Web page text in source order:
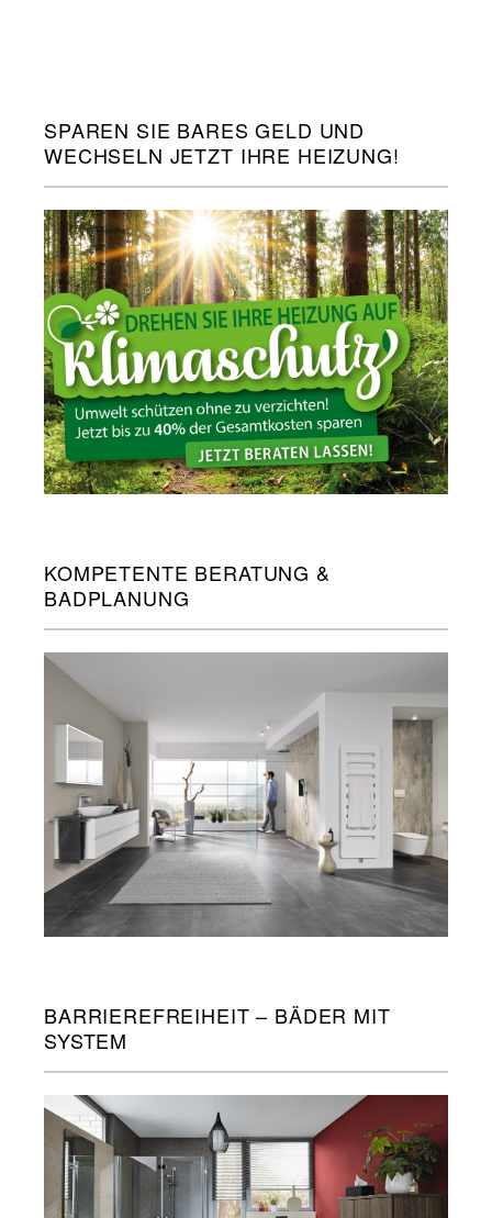
SPAREN SIE BARES GELD UND
WECHSELN JETZT IHRE HEIZUNG!
KOMPETENTE BERATUNG &
BADPLANUNG
BARRIEREFREIHEIT – BÄDER MIT
SYSTEM